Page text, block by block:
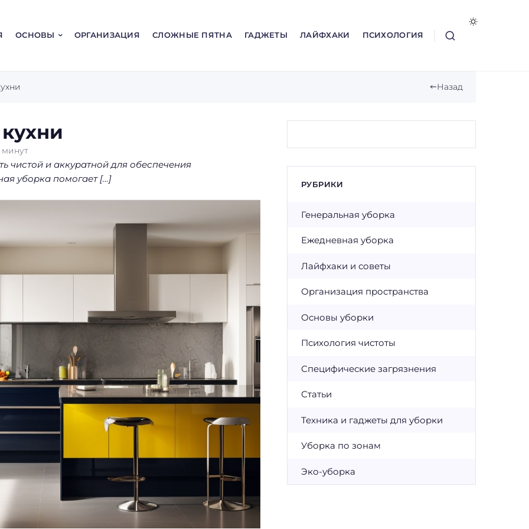
ОСНОВЫ ОРГАНИЗАЦИЯ СЛОЖНЫЕ ПЯТНА ГАДЖЕТЫ ЛАЙФХАКИ ПСИХОЛОГИЯ
Назад
минут
чистой и аккуратной для обеспечения
уборка помогает […]
РУБРИКИ
Генеральная уборка
Ежедневная уборка
Лайфхаки и советы
Организация пространства
Основы уборки
Психология чистоты
Специфические загрязнения
Статьи
Техника и гаджеты для уборки
Уборка по зонам
Эко-уборка